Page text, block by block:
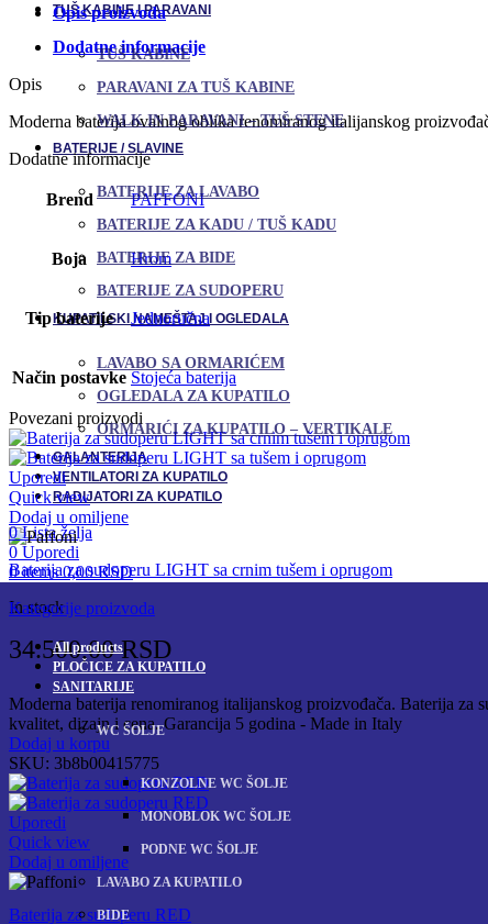
TUŠ KABINE I PARAVANI
TUŠ KABINE
PARAVANI ZA TUŠ KABINE
WALK IN PARAVANI – TUŠ STENE
BATERIJE / SLAVINE
BATERIJE ZA LAVABO
BATERIJE ZA KADU / TUŠ KADU
BATERIJE ZA BIDE
BATERIJE ZA SUDOPERU
KUPATILSKI NAMEŠTAJ I OGLEDALA
LAVABO SA ORMARIĆEM
OGLEDALA ZA KUPATILO
ORMARIĆI ZA KUPATILO – VERTIKALE
GALANTERIJA
VENTILATORI ZA KUPATILO
RADIJATORI ZA KUPATILO
0Lista želja
0 Uporedi
0items 0,00RSD
Kategorije proizvoda
Allproducts
PLOČICE ZA KUPATILO
SANITARIJE
WC ŠOLJE
KONZOLNE WC ŠOLJE
MONOBLOK WC ŠOLJE
PODNE WC ŠOLJE
LAVABO ZA KUPATILO
BIDE
Opis proizvoda
Dodatne informacije
Opis
Moderna baterija ovalnog oblika renomiranog italijanskog
Dodatne informacije
Brend PAFFONI
Boja Hrom
Tip baterije Jednoručna
Način postavke Stojeća baterija
Povezani proizvodi
Uporedi
Quick view
Dodaj u omiljene
Baterija za sudoperu LIGHT sa crnim tušem i oprugom
In stock
34.500,00RSD
Moderna baterija renomiranog italijanskog proizvođača. Baterija za
kvalitet, dizajn i cena. Garancija 5 godina - Made in Italy
Dodaj u korpu
SKU: 3b8b00415775
Uporedi
Quick view
Dodaj u omiljene
Baterija za sudoperu RED